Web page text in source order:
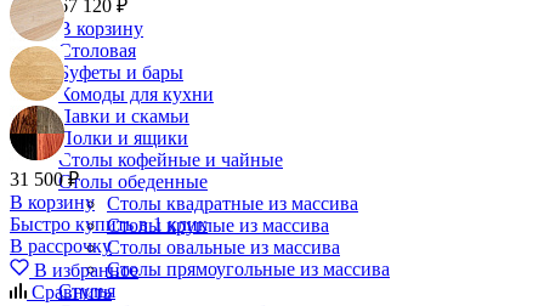
67 120 ₽
В корзину
Столовая
Буфеты и бары
Комоды для кухни
Лавки и скамьи
Полки и ящики
Столы кофейные и чайные
Столы обеденные
Столы квадратные из массива
Столы круглые из массива
Столы овальные из массива
Столы прямоугольные из массива
Стулья
31 500 ₽
В корзину
Быстро купить в 1 клик
В рассрочку
В избранное
Сравнить